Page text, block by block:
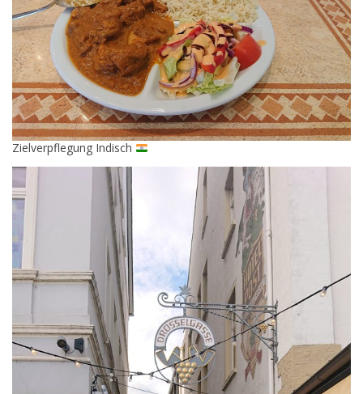
Zielverpflegung Indisch